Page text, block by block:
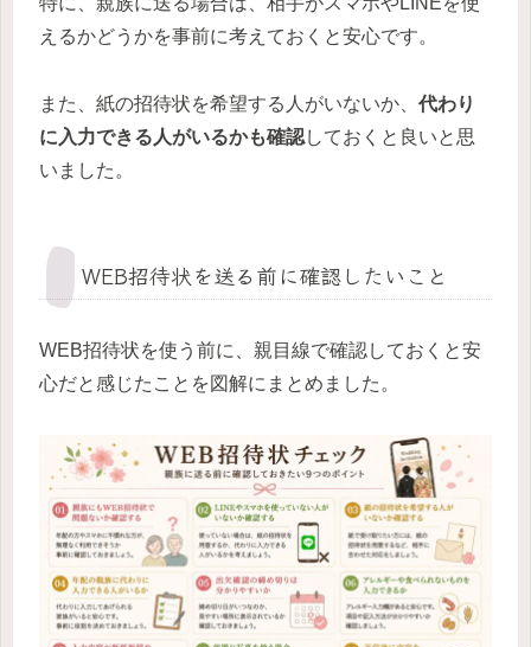
えるかどうかを事前に考えておくと安心です。
また、紙の招待状を希望する人がいないか、 代わり
に入力できる人がいるかも確認しておくと良いと思
いました。
WEB招待状を送る前に確認したいこと
WEB招待状を使う前に、親目線で確認しておくと安
心だと感じたことを図解にまとめました。